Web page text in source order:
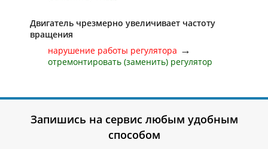
Двигатель чрезмерно увеличивает частоту
вращения
нарушение работы регулятора →
отремонтировать (заменить) регулятор
Запишись на сервис любым удобным
способом